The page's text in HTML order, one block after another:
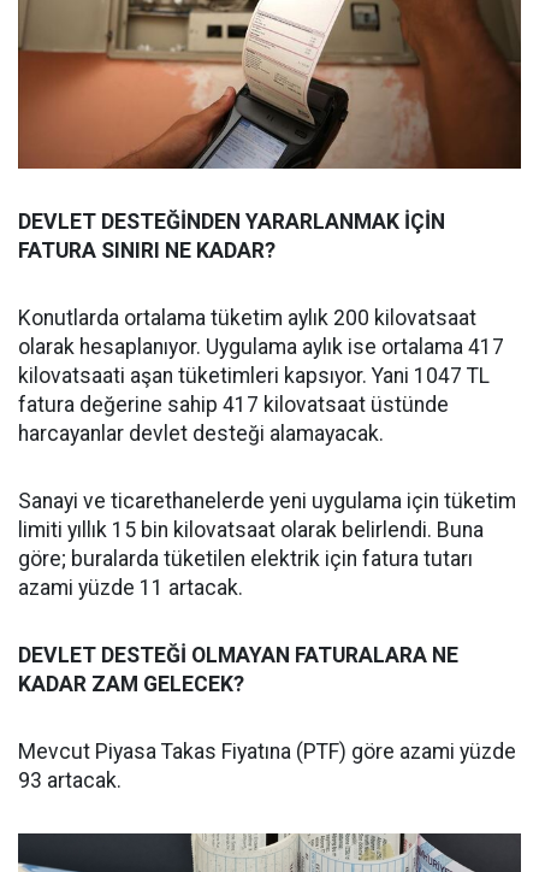
DEVLET DESTEĞİNDEN YARARLANMAK İÇİN
FATURA SINIRI NE KADAR?
Konutlarda ortalama tüketim aylık 200 kilovatsaat
olarak hesaplanıyor. Uygulama aylık ise ortalama 417
kilovatsaati aşan tüketimleri kapsıyor. Yani 1047 TL
fatura değerine sahip 417 kilovatsaat üstünde
harcayanlar devlet desteği alamayacak.
Sanayi ve ticarethanelerde yeni uygulama için tüketim
limiti yıllık 15 bin kilovatsaat olarak belirlendi. Buna
göre; buralarda tüketilen elektrik için fatura tutarı
azami yüzde 11 artacak.
DEVLET DESTEĞİ OLMAYAN FATURALARA NE
KADAR ZAM GELECEK?
Mevcut Piyasa Takas Fiyatına (PTF) göre azami yüzde
93 artacak.